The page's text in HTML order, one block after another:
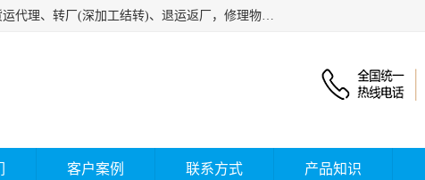
深圳市嘉盛行供应链有限公司 业务范围包括国际中转、一般贸易进出口代理、货运代理、转厂(深加工结转)、退运返厂，修理物品、直接退运、简单加工、更换包装、食品化妆品贴标进口、通关保税仓储，保税生产加工，香港仓库、中港运输专拼货运等服务
客户案例 联系方式 产品知识